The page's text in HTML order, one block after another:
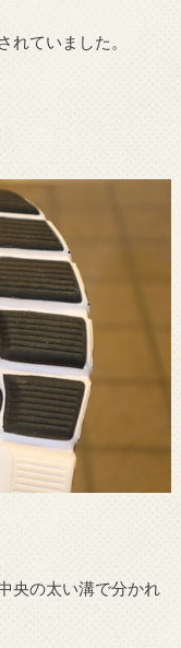
れていました。
央の太い溝で分かれ